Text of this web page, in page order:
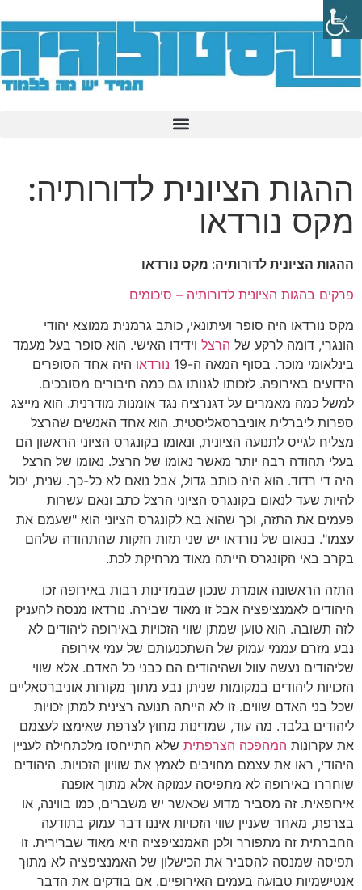
ההגות הציונית לדורותיה:
מקס נורדאו
ההגות הציונית לדורותיה: מקס נורדאו
פרקים בהגות הציונית לדורותיה – סיכומים
מקס נורדאו היה סופר ועיתונאי, כותב גרמנית ממוצא יהודי
הונגרי, דומה לרקע של הרצל וידידו האישי. הוא סופר בעל מעמד
בינלאומי מוכר. בסוף המאה ה-19
נורדאו היה אחד הסופרים
הידועים באירופה. לזכותו לגנותו גם כמה חיבורים מסובכים.
למשל כמה מאמרים על דגנרציה נגד אומנות מודרנית. הוא מייצג
ספרות ליברלית אוניברסאליסטית. הוא אחד האנשים שהרצל
מצליח לגייס לתנועה הציונית, ונאומו בקונגרס הציוני הראשון הם
בעלי תהודה רבה יותר מאשר נאומו של הרצל. נאומו של הרצל
היה די רדוד. הוא היה כותב גדול, אבל נואם לא כל-כך. שנית, יכול
להיות שעד לנאום בקונגרס הציוני הרצל כתב ונאם עשרות
פעמים את התזה, וכך שהוא בא לקונגרס הציוני הוא "שעמם את
עצמו". בנאום של נורדאו יש שני תזות חזקות שהתהודה שלהם
בקרב באי הקונגרס הייתה מאוד מרחיקת לכת.
התזה הראשונה אומרת שנכון שבמדינות רבות באירופה זכו
היהודים לאמנציפציה אבל זו מאוד שבירה. נורדאו מנסה להעניק
לזה תשובה. הוא טוען שמתן שווי הזכויות באירופה ליהודים לא
נבע מזרם עממי עמוק של השתכנעותם של עמי אירופה
שליהודים נעשה עוול ושהיהודים הם כבני כל האדם. אלא שווי
הזכויות ליהודים במקומות שניתן נבע מתוך מקורות אוניברסאליים
שכל בני האדם שווים. זו לא הייתה תנועה רצינית למתן זכויות
ליהודים בלבד. מה עוד, שמדינות מחוץ לצרפת שאימצו לעצמם
את עקרונות המהפכה הצרפתית שלא התייחסו מלכתחילה לעניין
היהודי, ראו את עצמם מחויבים לאמץ את שוויון הזכויות. היהודים
שוחררו באירופה לא מתפיסה עמוקה אלא מתוך אופנה
אירופאית. זה מסביר מדוע שכאשר יש משברים, כמו בווינה, או
בצרפת, מאחר שעניין שווי הזכויות איננו דבר עמוק בתודעה
החברתית זה מתפורר ולכן האמנציפציה היא מאוד שברירית. זו
תפיסה שמנסה להסביר את הכישלון של האמנציפציה לא מתוך
אנטישמיות טבועה בעמים האירופיים. אם בודקים את הדבר